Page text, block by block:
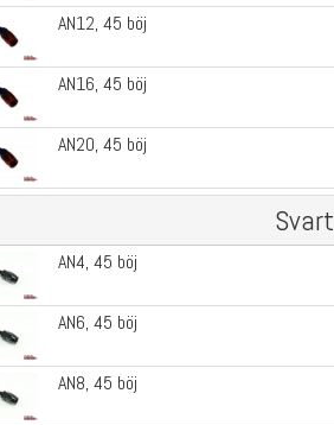
AN12, 45 böj
AN16, 45 böj
AN20, 45 böj
Svart
AN4, 45 böj
AN6, 45 böj
AN8, 45 böj